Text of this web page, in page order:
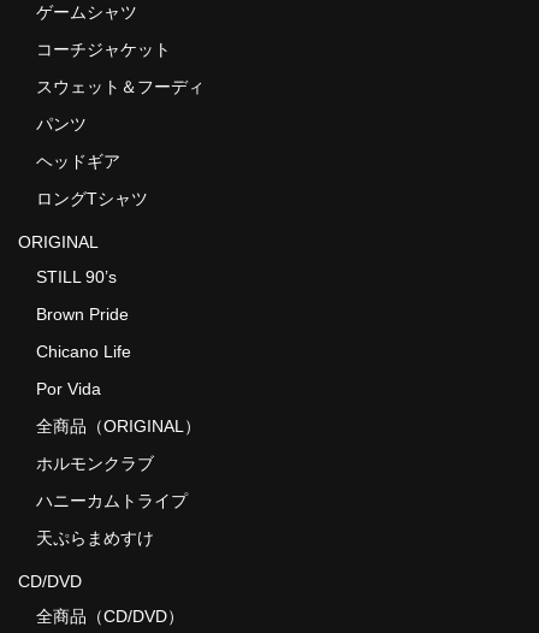
ゲームシャツ
コーチジャケット
スウェット＆フーディ
パンツ
ヘッドギア
ロングTシャツ
ORIGINAL
STILL 90’s
Brown Pride
Chicano Life
Por Vida
全商品（ORIGINAL）
ホルモンクラブ
ハニーカムトライプ
天ぷらまめすけ
CD/DVD
全商品（CD/DVD）